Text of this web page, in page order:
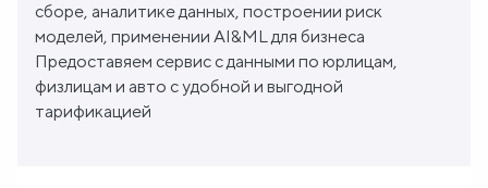
сборе, аналитике данных, построении риск
моделей, применении AI&ML для бизнеса
Предоставяем сервис с данными по юрлицам,
физлицам и авто с удобной и выгодной
тарификацией